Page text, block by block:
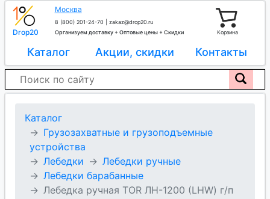
Drop20
Москва
8 (800) 201-24-70
zakaz@drop20.ru
Организуем доставку + Оптовые цены + Скидки
Корзина
Каталог Акции, скидки Контакты
Каталог
Грузозахватные и грузоподъемные
устройства
Лебедки
Лебедки ручные
Лебедки барабанные
Лебедка ручная TOR ЛН-1200 (LHW) г/п